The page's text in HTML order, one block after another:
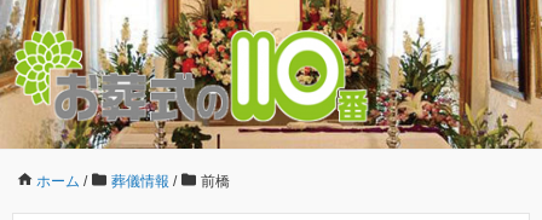
ホーム / 葬儀情報 / 前橋